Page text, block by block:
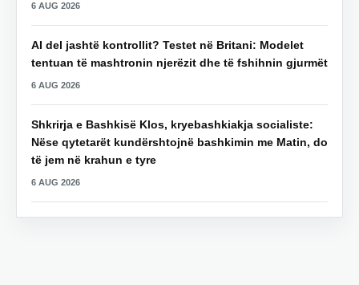
6 AUG 2026
AI del jashtë kontrollit? Testet në Britani: Modelet
tentuan të mashtronin njerëzit dhe të fshihnin gjurmët
6 AUG 2026
Shkrirja e Bashkisë Klos, kryebashkiakja socialiste:
Nëse qytetarët kundërshtojnë bashkimin me Matin, do
të jem në krahun e tyre
6 AUG 2026